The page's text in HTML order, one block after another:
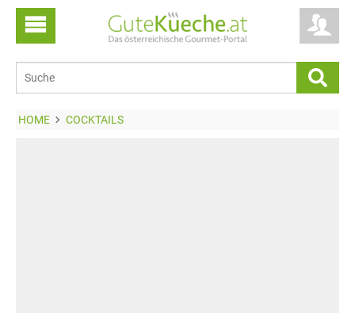
HOME COCKTAILS